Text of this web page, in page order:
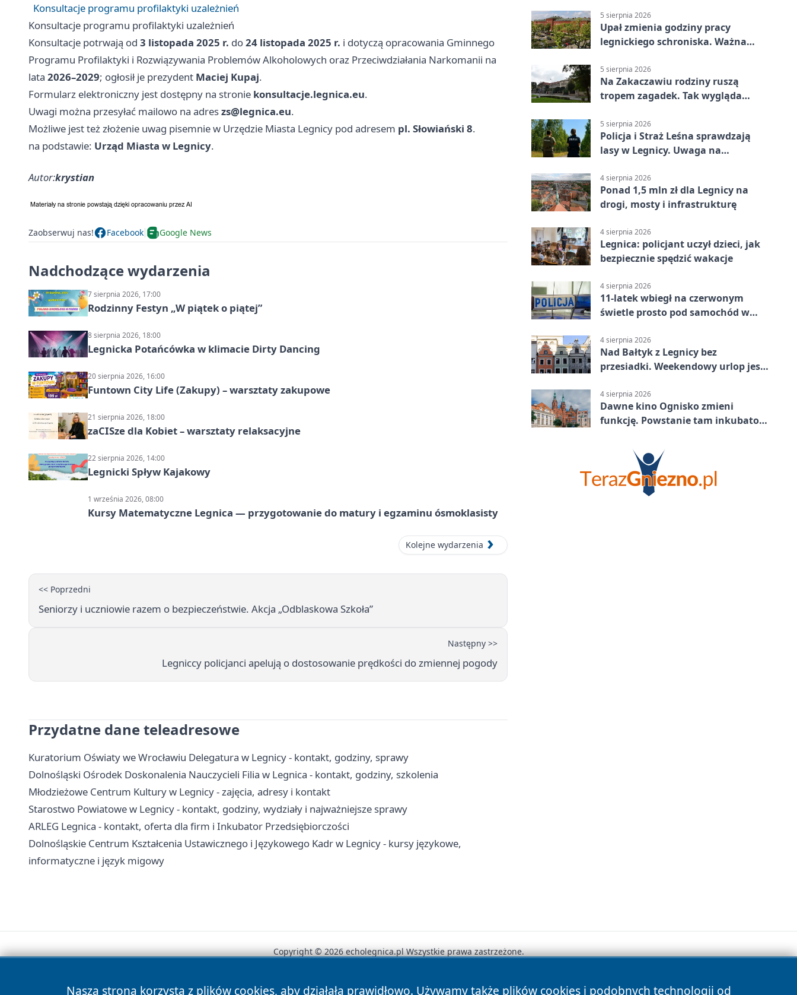
Konsultacje programu profilaktyki uzależnień
Konsultacje programu profilaktyki uzależnień
Konsultacje potrwają od 3 listopada 2025 r. do24 listopada 2025 r. i dotyczą opracowania Gminnego
Programu Profilaktyki i Rozwiązywania Problemów Alkoholowych oraz Przeciwdziałania Narkomanii na
lata 2026–2029; ogłosił je prezydent Maciej Kupaj.
Formularz elektroniczny jest dostępny na stronie konsultacje.legnica.eu.
Uwagi można przesyłać mailowo na adreszs@legnica.eu.
Możliwe jest też złożenie uwag pisemnie w Urzędzie Miasta Legnicy pod adresem pl. Słowiański 8.
na podstawie: Urząd Miasta w Legnicy.
Autor:krystian
Zaobserwuj nas! Facebook Google News
Nadchodzące wydarzenia
7 sierpnia 2026, 17:00
Rodzinny Festyn „W piątek o piątej”
8 sierpnia 2026, 18:00
Legnicka Potańcówka w klimacie Dirty Dancing
20 sierpnia 2026, 16:00
Funtown City Life (Zakupy) – warsztaty zakupowe
21 sierpnia 2026, 18:00
zaCISze dla Kobiet – warsztaty relaksacyjne
22 sierpnia 2026, 14:00
Legnicki Spływ Kajakowy
1 września 2026, 08:00
Kursy Matematyczne Legnica — przygotowanie do matury i egzaminu ósmoklasisty
Kolejne wydarzenia
<< Poprzedni
Seniorzy i uczniowie razem o bezpieczeństwie. Akcja „Odblaskowa Szkoła”
Następny >>
Legniccy policjanci apelują o dostosowanie prędkości do zmiennej pogody
Przydatne dane teleadresowe
Kuratorium Oświaty we Wrocławiu Delegatura w Legnicy - kontakt, godziny, sprawy
Dolnośląski Ośrodek Doskonalenia Nauczycieli Filia w Legnica - kontakt, godziny, szkolenia
Młodzieżowe Centrum Kultury w Legnicy - zajęcia, adresy i kontakt
Starostwo Powiatowe w Legnicy - kontakt, godziny, wydziały i najważniejsze sprawy
ARLEG Legnica - kontakt, oferta dla firm i Inkubator Przedsiębiorczości
Dolnośląskie Centrum Kształcenia Ustawicznego i Językowego Kadr w Legnicy - kursy językowe,
informatyczne i język migowy
5 sierpnia 2026
Upał zmienia godziny pracy
legnickiego schroniska. Ważna
5 sierpnia 2026
Na Zakaczawiu rodziny ruszą
tropem zagadek. Tak wygląda
5 sierpnia 2026
Policja i Straż Leśna sprawdzają
lasy w Legnicy. Uwaga na
4 sierpnia 2026
Ponad 1,5 mln zł dla Legnicy na
drogi, mosty i infrastrukturę
4 sierpnia 2026
Legnica: policjant uczył dzieci, jak
bezpiecznie spędzić wakacje
4 sierpnia 2026
11-latek wbiegł na czerwonym
świetle prosto pod samochód w
4 sierpnia 2026
Nad Bałtyk z Legnicy bez
przesiadki. Weekendowy urlop jest
4 sierpnia 2026
Dawne kino Ognisko zmieni
funkcję. Powstanie tam inkubator
Nasza strona korzysta z plików cookies, aby działała prawidłowo. Używamy także plików cookies i podobnych technologii od
Copyright © 2026 echolegnica.pl Wszystkie prawa zastrzeżone.